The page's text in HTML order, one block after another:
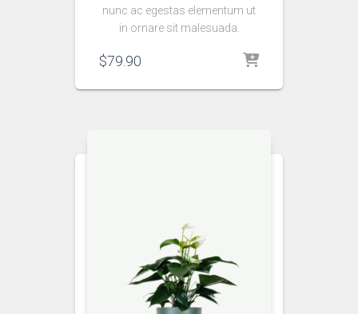
nunc ac egestas elementum ut
in ornare sit malesuada.
$79.90